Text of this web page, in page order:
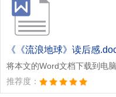
《《流浪地球》读后感.doc
将本文的Word文档下载到电
推荐度：